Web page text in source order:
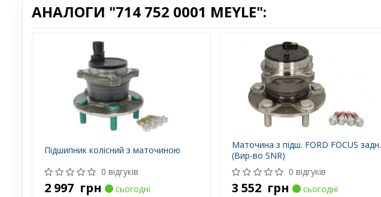
АНАЛОГИ "714 752 0001 MEYLE":
Підшипник колісний з маточиною
0 відгуків
2 997 грн
сьогодні
Маточина з підш. FORD FOCUS задн.
(Вир-во SNR)
0 відгуків
3 552 грн
сьогодні